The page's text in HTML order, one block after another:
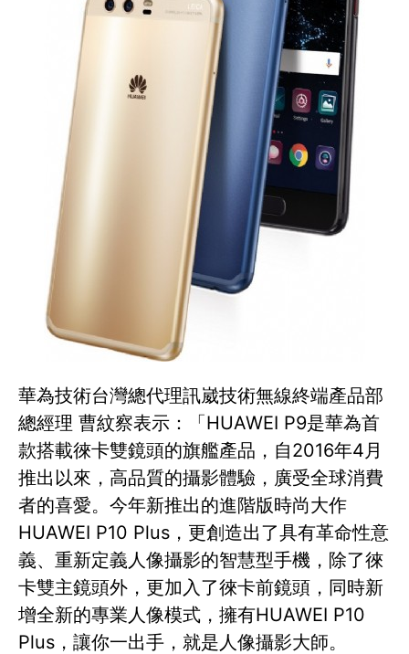
華為技術台灣總代理訊崴技術無線終端產品部
總經理 曹紋察表示：「HUAWEI P9是華為首
款搭載徠卡雙鏡頭的旗艦產品，自2016年4月
推出以來，高品質的攝影體驗，廣受全球消費
者的喜愛。今年新推出的進階版時尚大作
HUAWEI P10 Plus，更創造出了具有革命性意
義、重新定義人像攝影的智慧型手機，除了徠
卡雙主鏡頭外，更加入了徠卡前鏡頭，同時新
增全新的專業人像模式，擁有HUAWEI P10
Plus，讓你一出手，就是人像攝影大師。